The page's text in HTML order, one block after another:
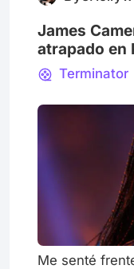
James
atrapado en
Terminator
Me senté